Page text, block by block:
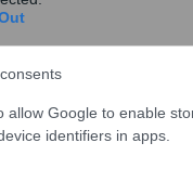
allow Google to enable
identifiers in apps.
Κρήτη, Δυτική